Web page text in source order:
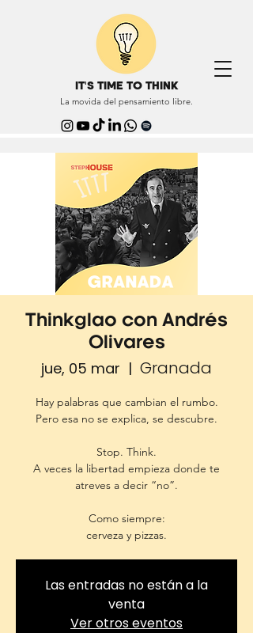
IT'S TIME TO THINK
La movida del pensamiento libre.
Thinkglao con Andrés
Olivares
jue, 05 mar
  |
Granada
Hay palabras que cambian el rumbo.
Pero esa no se explica, se descubre.
Stop. Think.
A veces la libertad empieza donde te
atreves a decir “no”.
Como siempre:
cerveza y pizzas.
Las entradas no están a la
venta
Ver otros eventos